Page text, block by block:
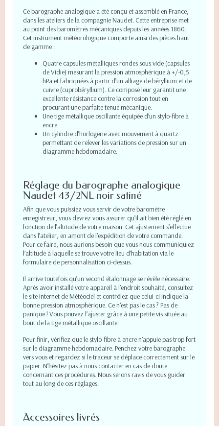
Ce barographe analogique a été conçu et assemblé en France,
dans les ateliers de la compagnie Naudet. Cette entreprise met
au point des baromètres mécaniques depuis les années 1860.
Cet instrument météorologique comporte ainsi des pièces haut
de gamme :
Quatre capsules métalliques rondes sous vide (capsules
de Vidie) mesurant la pression atmosphérique à +/-0,5
hPa et fabriquées à partir d’un alliage de béryllium et de
cuivre (cuprobéryllium). Ce composé leur garantit une
excellente résistance contre la corrosion tout en
procurant une parfaite tenue mécanique.
Une tige métallique oscillante équipée d’un stylo-fibre à
encre.
Un cylindre d’horlogerie avec mouvement à quartz
permettant de relever les variations de pression sur un
diagramme hebdomadaire.
Réglage du barographe analogique
Naudet 43/2NL noir satiné
Afin que vous puissiez vous servir de votre baromètre
enregistreur, vous devrez vous assurer qu’il ait bien été réglé en
fonction de l’altitude de votre maison. Cet ajustement s’effectue
dans l’atelier, en amont de l’expédition de votre commande.
Pour ce faire, nous aurions besoin que vous nous communiquiez
l’altitude à laquelle se trouve votre lieu d’habitation via le
formulaire de personnalisation ci-dessus.
Il arrive toutefois qu’un second étalonnage se révèle nécessaire.
Après avoir installé votre appareil à l’endroit souhaité, consultez
le site internet deMétéociel et contrôlez que celui-ci indique la
bonne pression atmosphérique. Ce n’est pas le cas ? Pas de
panique ! Vous pouvez l’ajuster grâce à une petite vis située au
bout de la tige métallique oscillante.
Pour finir, vérifiez que le stylo-fibre à encre n’appuie pas trop fort
sur le diagramme hebdomadaire. Penchez votre barographe
vers vous et regardez si le traceur se déplace correctement sur le
papier. N’hésitez pas à nous contacter en cas de doute
concernant ces procédures. Nous serons ravis de vous guider
tout au long de ces réglages.
Accessoires livrés